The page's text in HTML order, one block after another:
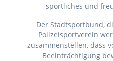
sportliches und
Der Stadtsportbund,
Polizeisportverein
zusammenstellen, dass
Beeinträchtigung